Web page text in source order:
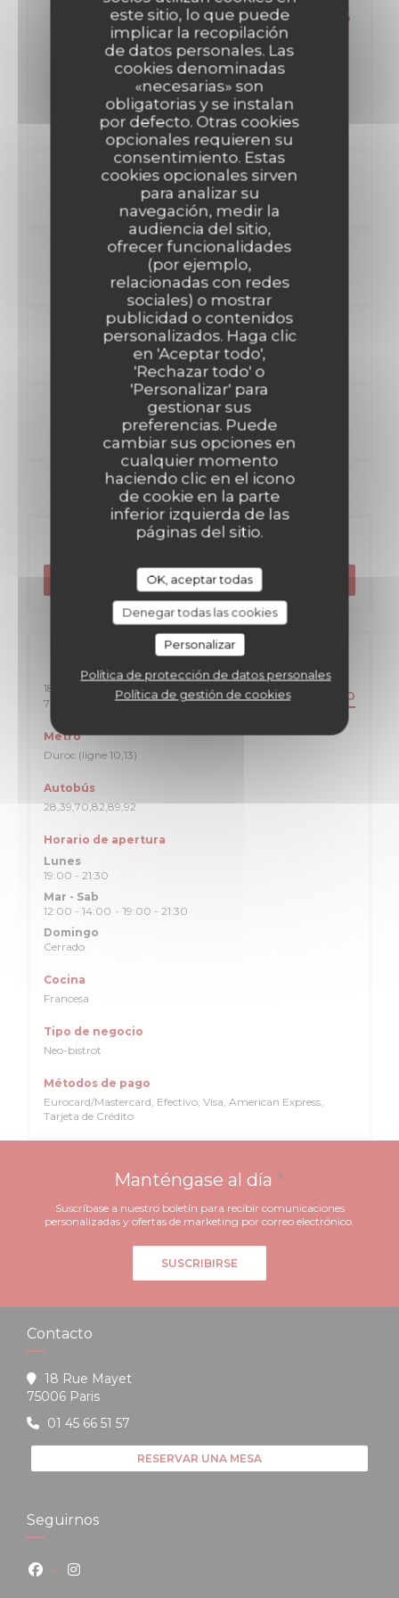
este sitio, lo que puede
implicar la recopilación
de datos personales. Las
cookies denominadas
«necesarias» son
obligatorias y se instalan
por defecto. Otras cookies
opcionales requieren su
consentimiento. Estas
cookies opcionales sirven
para analizar su
navegación, medir la
audiencia del sitio,
ofrecer funcionalidades
(por ejemplo,
relacionadas con redes
sociales) o mostrar
publicidad o contenidos
personalizados. Haga clic
en 'Aceptar todo',
'Rechazar todo' o
'Personalizar' para
gestionar sus
preferencias. Puede
cambiar sus opciones en
cualquier momento
haciendo clic en el icono
de cookie en la parte
inferior izquierda de las
páginas del sitio.
OK, aceptar todas
Denegar todas las cookies
Personalizar
Política de protección de datos personales
Política de gestión de cookies
Dessert 50€ NE SERVONS
PLUS DE PLAT UNIQUE
Entrée, Plat OU Plat,Dessert 43€ Entrées, Plat , Dessert
50€ NE SERVONS PLUS DE PLAT UNIQUE
ENTREE
PLAT
DESSERT
DECOUVERT
Reserva
RESERVAR UNA MESA
Información general
18 Rue Mayet
75006 Paris
((abre en una nueva ventana)) ITINERARIO
Metro
Duroc (ligne 10,13)
Autobús
28,39,70,82,89,92
Horario de apertura
Lunes
19:00 - 21:30
Mar - Sab
12:00 - 14:00 • 19:00 - 21:30
Domingo
Cerrado
Cocina
Francesa
Tipo de negocio
Neo-bistrot
Métodos de pago
Eurocard/Mastercard, Efectivo, Visa, American Express,
Tarjeta de Crédito
Manténgase al día *
Suscríbase a nuestro boletín para recibir comunicaciones
personalizadas y ofertas de marketing por correo electrónico.
SUSCRIBIRSE
Contacto
18 Rue Mayet
75006 Paris((abre en una nueva ventana))
01 45 66 51 57
RESERVAR UNA MESA
Seguirnos
Facebook ((abre en una nueva ventana))
Instagram ((abre en una nueva ventana))